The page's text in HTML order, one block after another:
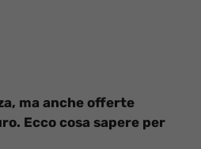
ma anche offerte
Ecco cosa sapere per